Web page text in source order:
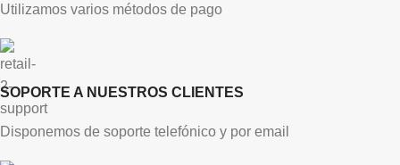
Utilizamos varios métodos de pago
SOPORTE A NUESTROS CLIENTES
Disponemos de soporte telefónico y por email